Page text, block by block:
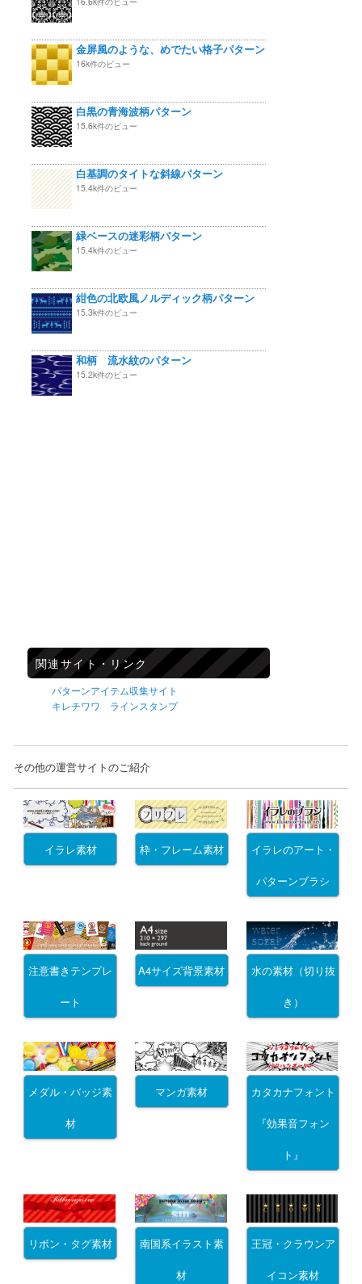
金屏風のような、めでたい格子パターン
16k件のビュー
白黒の青海波柄パターン
15.6k件のビュー
白基調のタイトな斜線パターン
15.4k件のビュー
緑ベースの迷彩柄パターン
15.4k件のビュー
紺色の北欧風ノルディック柄パターン
15.3k件のビュー
和柄 流水紋のパターン
15.2k件のビュー
関連サイト・リンク
パターンアイテム収集サイト
キレチワワ ラインスタンプ
その他の運営サイトのご紹介
イラレ素材 枠・フレーム素材 イラレのアート・
パターンブラシ
注意書きテンプレ
ート
A4サイズ背景素材 水の素材（切り抜
き）
メダル・バッジ素
材
マンガ素材 カタカナフォント
『効果音フォン
ト』
リボン・タグ素材 南国系イラスト素
材
王冠・クラウンア
イコン素材